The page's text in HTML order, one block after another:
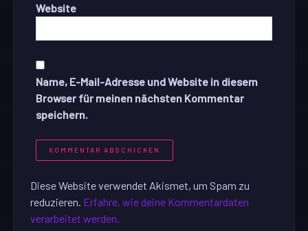
Website
Name, E-Mail-Adresse und Website in diesem
Browser für meinen nächsten Kommentar
speichern.
Diese Website verwendet Akismet, um Spam zu
reduzieren. Erfahre, wie deine Kommentardaten
verarbeitet werden.